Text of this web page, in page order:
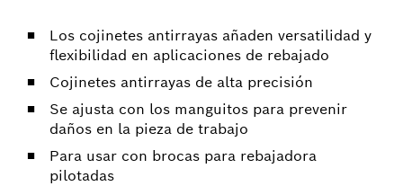
Los cojinetes antirrayas añaden versatilidad y
flexibilidad en aplicaciones de rebajado
Cojinetes antirrayas de alta precisión
Se ajusta con los manguitos para prevenir
daños en la pieza de trabajo
Para usar con brocas para rebajadora
pilotadas